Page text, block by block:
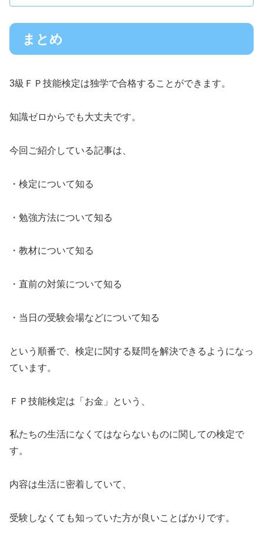
まとめ
3級ＦＰ技能検定は独学で合格することができます。
知識ゼロからでも大丈夫です。
今回ご紹介している記事は、
・検定について知る
・勉強方法について知る
・教材について知る
・直前の対策について知る
・当日の受験会場などについて知る
という順番で、検定に関する疑問を解決できるようになっ
ています。
ＦＰ技能検定は「お金」という、
私たちの生活になくてはならないものに関しての検定で
す。
内容は生活に密着していて、
受験しなくても知っていた方が良いことばかりです。